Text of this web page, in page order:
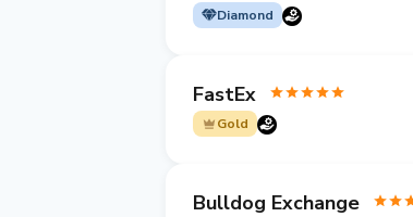
Diamond
FastEx
Gold
Bulldog Exchange